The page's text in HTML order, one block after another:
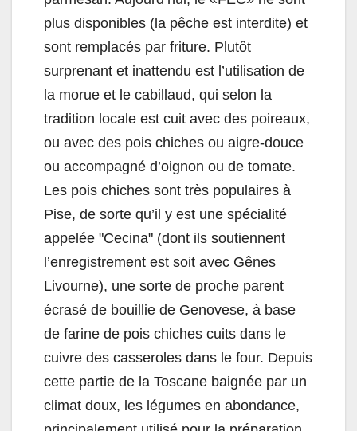
plus disponibles (la pêche est interdite) et
sont remplacés par friture. Plutôt
surprenant et inattendu est l’utilisation de
la morue et le cabillaud, qui selon la
tradition locale est cuit avec des poireaux,
ou avec des pois chiches ou aigre-douce
ou accompagné d’oignon ou de tomate.
Les pois chiches sont très populaires à
Pise, de sorte qu’il y est une spécialité
appelée "Cecina" (dont ils soutiennent
l’enregistrement est soit avec Gênes
Livourne), une sorte de proche parent
écrasé de bouillie de Genovese, à base
de farine de pois chiches cuits dans le
cuivre des casseroles dans le four. Depuis
cette partie de la Toscane baignée par un
climat doux, les légumes en abondance,